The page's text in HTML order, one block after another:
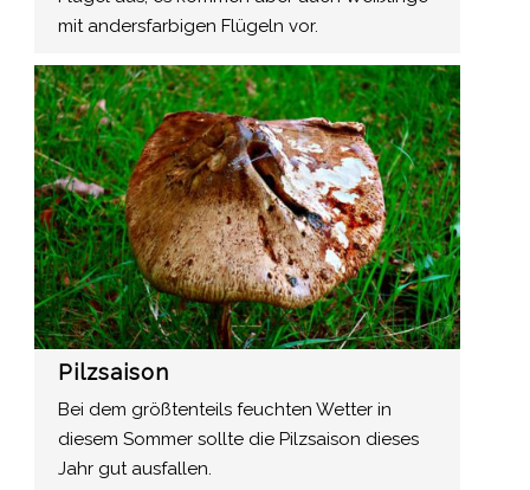
mit andersfarbigen Flügeln vor.
Pilzsaison
Bei dem größtenteils feuchten Wetter in
diesem Sommer sollte die Pilzsaison dieses
Jahr gut ausfallen.